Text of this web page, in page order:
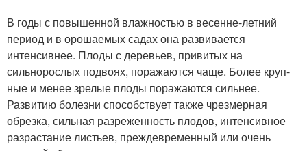
В годы с повышенной влажностью в весенне-летний
период и в орошаемых садах она развивается
интенсивнее. Пло­ды с деревьев, привитых на
сильнорослых подвоях, поражаются чаще. Более круп­
ные и менее зрелые плоды поражаются сильнее.
Развитию болезни способствует также чрезмерная
обрезка, сильная раз­реженность плодов, интенсивное
разрас­тание листьев, преждевременный или очень